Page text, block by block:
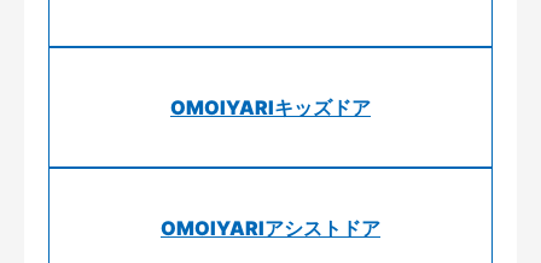
OMOIYARIキッズドア
OMOIYARIアシストドア